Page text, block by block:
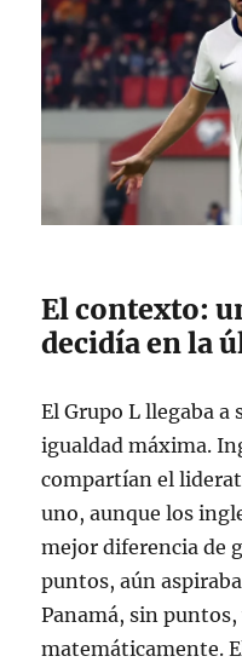
El contexto:
decidía en la
El Grupo L llegaba
igualdad máxima.
compartían el
uno, aunque los
mejor diferencia de
puntos, aún
Panamá, sin
matemáticamente.